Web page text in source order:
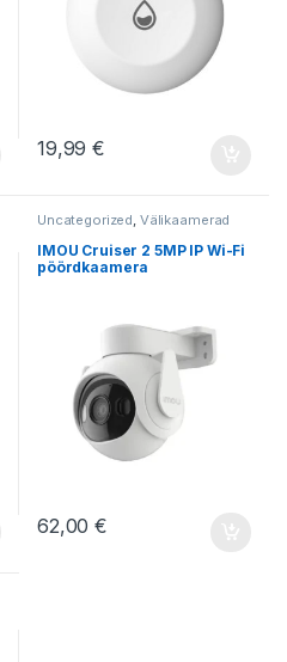
19,99€
Uncategorized, Välikaamerad
IMOU Cruiser 2 5MP IP Wi-Fi
pöördkaamera
62,00€